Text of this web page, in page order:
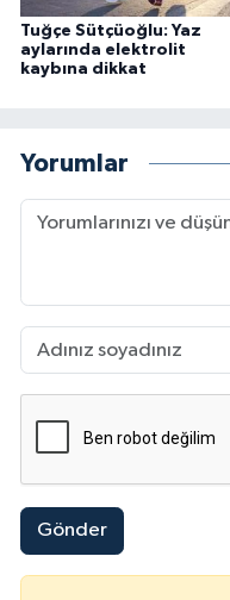
Tuğçe Sütçüoğlu: Yaz
aylarında elektrolit
kaybına dikkat
Yorumlar
Gönder